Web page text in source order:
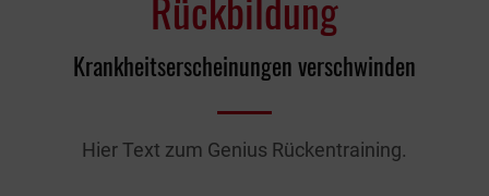
Rückbildung
Krankheitserscheinungen verschwinden
Hier Text zum Genius Rückentraining.